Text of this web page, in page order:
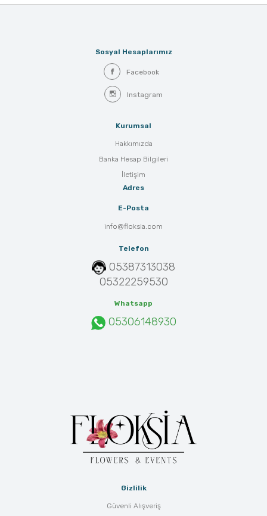
Sosyal Hesaplarımız
Facebook
Instagram
Kurumsal
Hakkımızda
Banka Hesap Bilgileri
İletişim
Adres
E-Posta
info@floksia.com
Telefon
05387313038
05322259530
Whatsapp
05306148930
Gizlilik
Güvenli Alışveriş